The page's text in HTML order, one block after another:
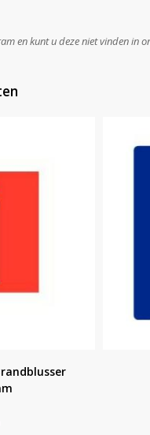
en kunt u deze niet vinden in